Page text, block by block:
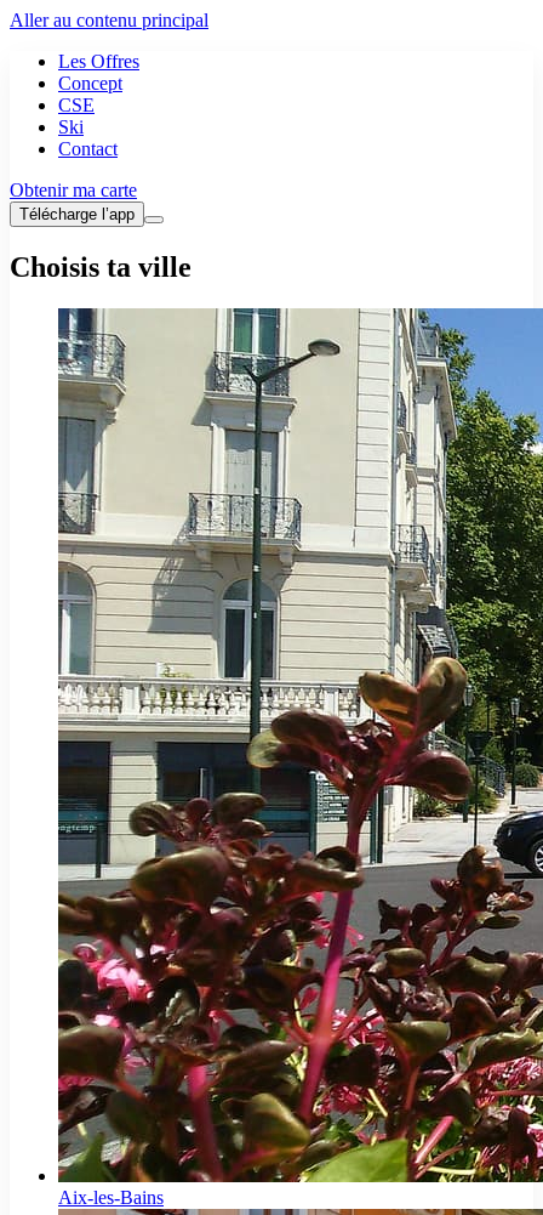
Aller au contenu principal
Les Offres
Concept
CSE
Ski
Contact
Obtenir ma carte
Télécharge l’app
Choisis ta ville
Aix-les-Bains